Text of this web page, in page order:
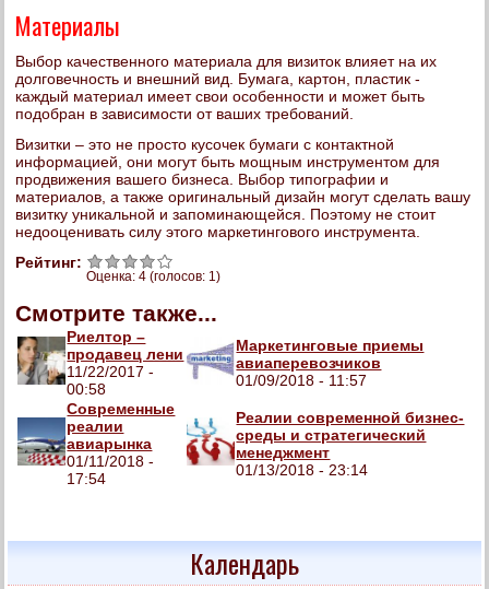
Материалы
Выбор качественного материала для визиток влияет на их
долговечность и внешний вид. Бумага, картон, пластик -
каждый материал имеет свои особенности и может быть
подобран в зависимости от ваших требований.
Визитки – это не просто кусочек бумаги с контактной
информацией, они могут быть мощным инструментом для
продвижения вашего бизнеса. Выбор типографии и
материалов, а также оригинальный дизайн могут сделать вашу
визитку уникальной и запоминающейся. Поэтому не стоит
недооценивать силу этого маркетингового инструмента.
Рейтинг:
Оценка:4 (голосов: 1)
Смотрите также...
Риелтор –
продавец лени
11/22/2017 -
00:58
Маркетинговые приемы
авиаперевозчиков
01/09/2018 - 11:57
Современные
реалии
авиарынка
01/11/2018 -
17:54
Реалии современной бизнес-
среды и стратегический
менеджмент
01/13/2018 - 23:14
Календарь